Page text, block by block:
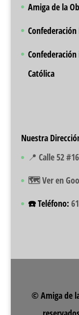
Amiga de la
Católica
Nuestra
📍 Calle 52
🗺️ Ver en
☎️ Teléfono:
© Amiga de